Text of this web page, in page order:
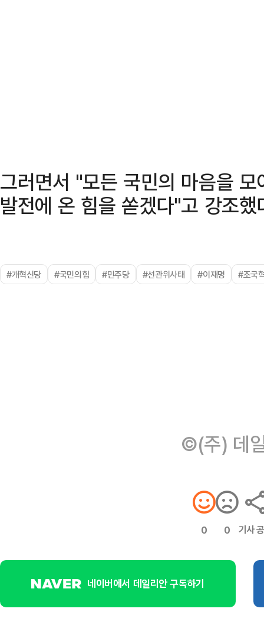
그러면서 "모든 국민의 마음을
발전에 온 힘을 쏟겠다"고 강조했
#개혁신당 #국민의힘 #민주당 #선관위사태 #이재명 #조국
©(주) 데
0 0 기사
네이버에서 데일리안 구독하기